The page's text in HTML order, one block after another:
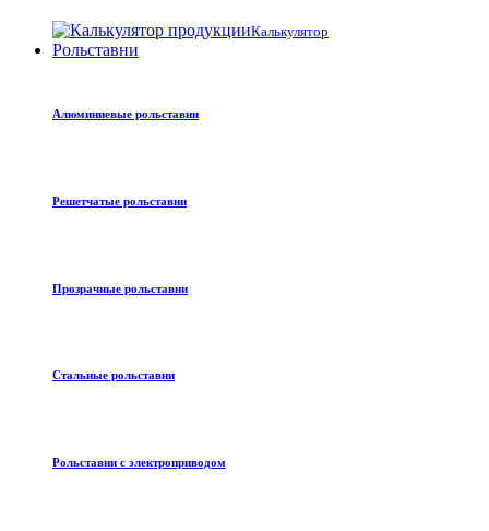
Калькулятор
Рольставни
Алюминиевые рольставни
Решетчатые рольставни
Прозрачные рольставни
Стальные рольставни
Рольставни с электроприводом